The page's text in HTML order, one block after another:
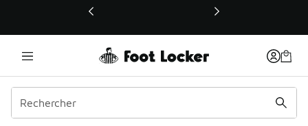
Ce lien ouvrira une nouvelle fenêtre